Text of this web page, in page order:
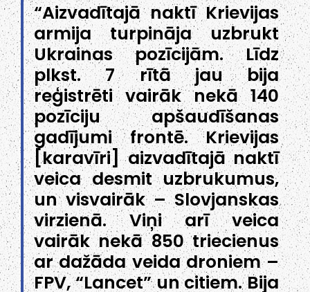
“Aizvadītajā naktī Krievijas
armija turpināja uzbrukt
Ukrainas pozīcijām. Līdz
plkst. 7 rītā jau bija
reģistrēti vairāk nekā 140
pozīciju apšaudīšanas
gadījumi frontē. Krievijas
[karavīri] aizvadītajā naktī
veica desmit uzbrukumus,
un visvairāk – Slovjanskas
virzienā. Viņi arī veica
vairāk nekā 850 triecienus
ar dažāda veida droniem –
FPV, “Lancet” un citiem. Bija